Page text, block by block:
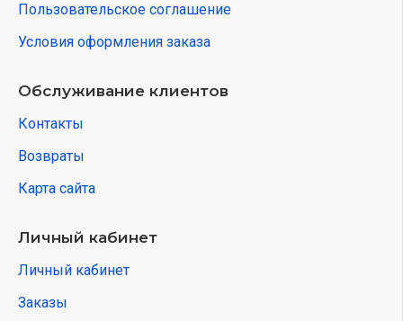
Пользовательское соглашение
Условия оформления заказа
Обслуживание клиентов
Контакты
Возвраты
Карта сайта
Личный кабинет
Личный кабинет
Заказы